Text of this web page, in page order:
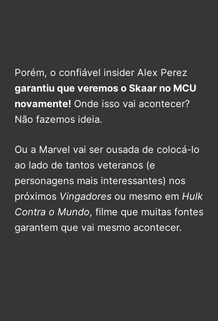
Porém, o confiável insider Alex Perez
garantiu que veremos o Skaar no MCU
novamente! Onde isso vai acontecer?
Não fazemos ideia.
Ou a Marvel vai ser ousada de colocá-lo
ao lado de tantos veteranos (e
personagens mais interessantes) nos
próximos Vingadores ou mesmo em Hulk
Contra o Mundo, filme que muitas fontes
garantem que vai mesmo acontecer.